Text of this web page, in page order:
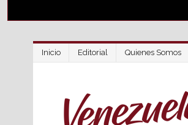
Inicio Editorial Quienes Somos